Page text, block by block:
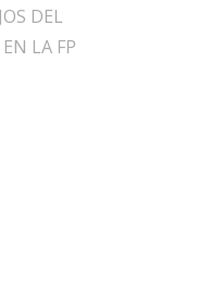
DEL
LA FP